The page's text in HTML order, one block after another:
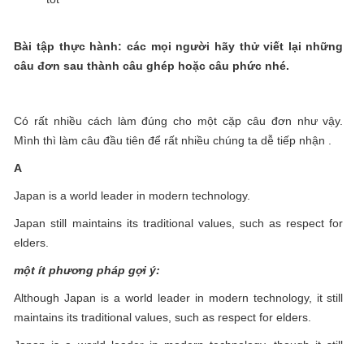
Bài tập thực hành: các mọi người hãy thử viết lại những
câu đơn sau thành câu ghép hoặc câu phức nhé.
Có rất nhiều cách làm đúng cho một cặp câu đơn như vậy.
Mình thì làm câu đầu tiên để rất nhiều chúng ta dễ tiếp nhận .
A
Japan is a world leader in modern technology.
Japan still maintains its traditional values, such as respect for
elders.
một ít phương pháp gợi ý:
Although Japan is a world leader in modern technology, it still
maintains its traditional values, such as respect for elders.